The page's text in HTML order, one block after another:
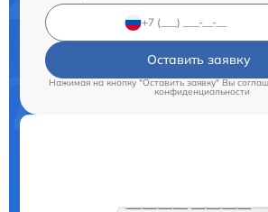
Оставить заявку
Нажимая на кнопку "Оставить заявку" Вы
конфиденциальности